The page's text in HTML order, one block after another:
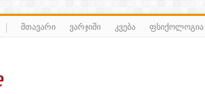
მთავარი ვარჯიში კვება ფსიქოლოგია